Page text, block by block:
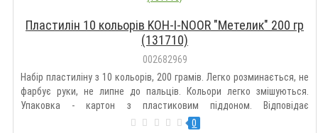
Пластилін 10 кольорів KOH-I-NOOR "Метелик" 200 гр
(131710)
002682969
Набір пластиліну з 10 кольорів, 200 грамів. Легко розминається, не
фарбує руки, не липне до пальців. Кольори легко змішуються.
Упаковка - картон з пластиковим піддоном. Відповідає
європейським стандартам безпеки...
0